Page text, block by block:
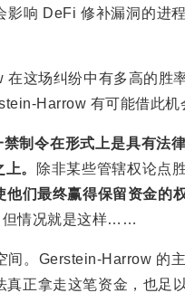
响 DeFi 修补漏洞的进
这场纠纷中有多高的胜
Harrow 有可能借此机
禁制令在形式上是具有法
。
除非某些管辖权论点
他们最终赢得保留资金的
但情况就是这样……
。Gerstein-Harrow 的
正拿走这笔资金，也足